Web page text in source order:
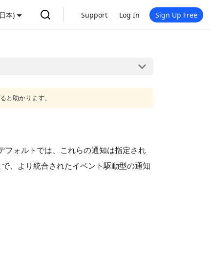
本) Support Log In Sign Up Free
と助かります。
ォルトでは、これらの通知は指定され
、より統合されたイベント駆動型の通知